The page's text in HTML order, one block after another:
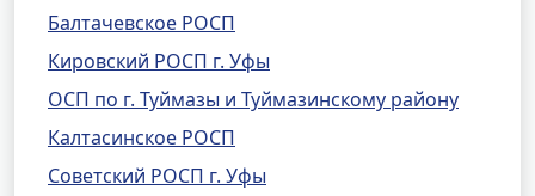
Балтачевское РОСП
Кировский РОСП г. Уфы
ОСП по г. Туймазы и Туймазинскому району
Калтасинское РОСП
Советский РОСП г. Уфы